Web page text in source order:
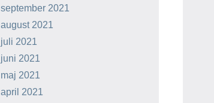
september 2021
august 2021
juli 2021
juni 2021
maj 2021
april 2021